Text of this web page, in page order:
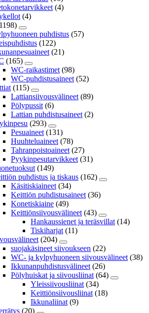
(4)
(4)
puhdistus (57)
(122)
(21)
(165)
WC-raikastimet (98)
WC-puhdistusaineet (52)
(115)
Lattiansiivousvälineet (89)
Pölypussit (6)
Lattian puhdistusaineet (2)
(293)
Pesuaineet (131)
Huuhteluaineet (78)
Tahranpoistoaineet (27)
Pyykinpesutarvikkeet (31)
(149)
puhdistus ja tiskaus (162)
Käsitiskiaineet (34)
Keittiön puhdistusaineet (36)
Konetiskiaine (49)
Keittiönsiivousvälineet (43)
Hankaussienet ja teräsvillat (14)
Tiskiharjat (11)
(204)
suojakäsineet siivoukseen (22)
WC- ja kylpyhuoneen siivousvälineet (38)
Ikkunanpuhdistusvälineet (26)
Pölyhuiskat ja siivousliinat (64)
Yleissiivousliinat (34)
Keittiönsiivousliinat (18)
Ikkunaliinat (9)
(20)